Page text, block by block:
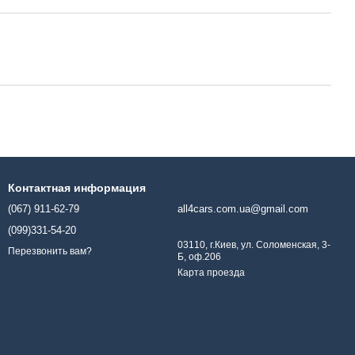
Контактная информация
(067) 911-62-79
(099)331-54-20
Перезвонить вам?
all4cars.com.ua@gmail.com
03110, г.Киев, ул. Соломенская, 3-
Б, оф.206
Карта проезда